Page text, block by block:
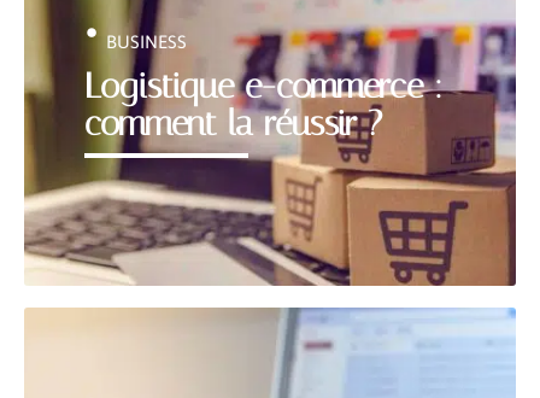
Logistique e-commerce :
comment la réussir ?
BUSINESS